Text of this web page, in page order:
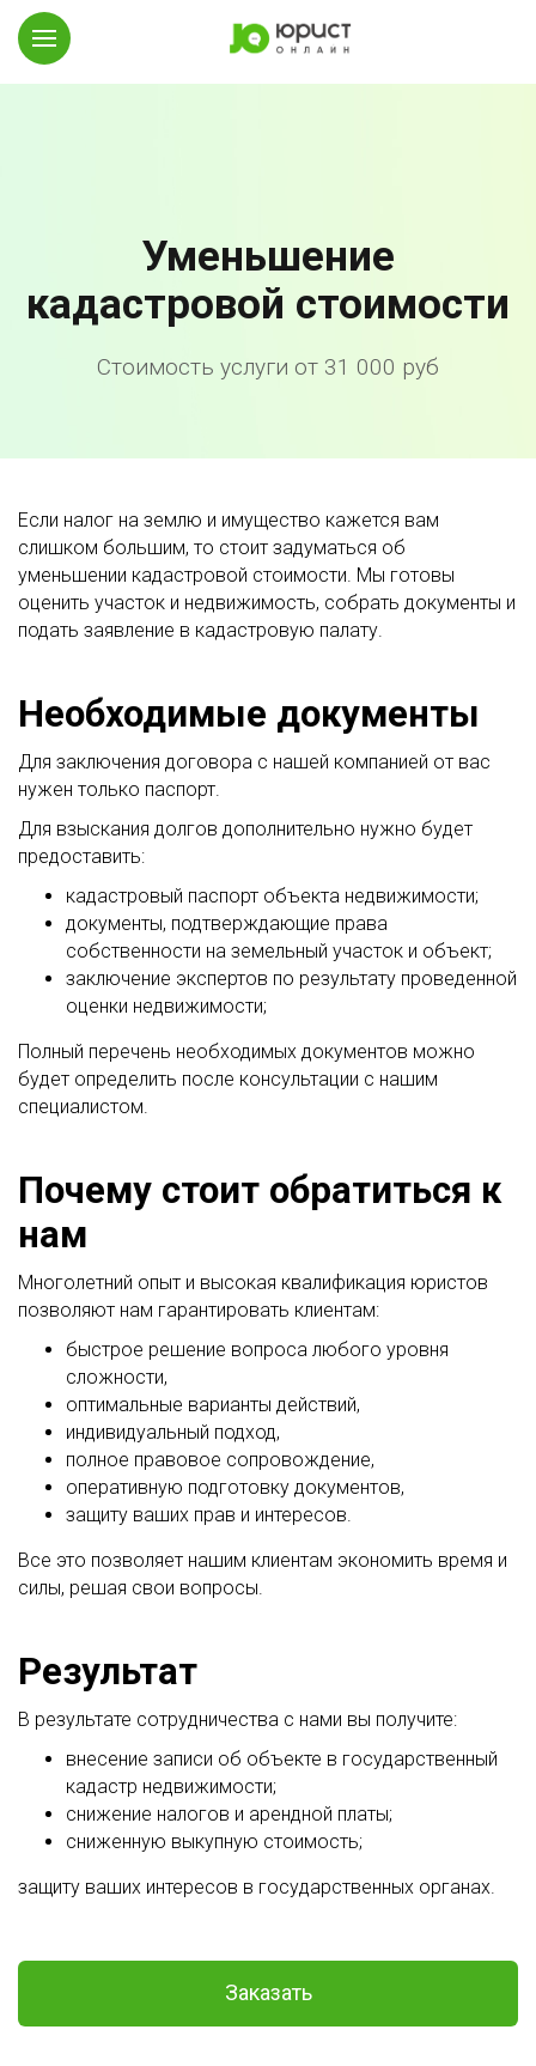
Уменьшение
кадастровой стоимости
Стоимость услуги от 31 000 руб
Если налог на землю и имущество кажется вам
слишком большим, то стоит задуматься об
уменьшении кадастровой стоимости. Мы готовы
оценить участок и недвижимость, собрать документы и
подать заявление в кадастровую палату.
Необходимые документы
Для заключения договора с нашей компанией от вас
нужен только паспорт.
Для взыскания долгов дополнительно нужно будет
предоставить:
кадастровый паспорт объекта недвижимости;
документы, подтверждающие права
собственности на земельный участок и объект;
заключение экспертов по результату проведенной
оценки недвижимости;
Полный перечень необходимых документов можно
будет определить после консультации с нашим
специалистом.
Почему стоит обратиться к
нам
Многолетний опыт и высокая квалификация юристов
позволяют нам гарантировать клиентам:
быстрое решение вопроса любого уровня
сложности,
оптимальные варианты действий,
индивидуальный подход,
полное правовое сопровождение,
оперативную подготовку документов,
защиту ваших прав и интересов.
Все это позволяет нашим клиентам экономить время и
силы, решая свои вопросы.
Результат
В результате сотрудничества с нами вы получите:
внесение записи об объекте в государственный
кадастр недвижимости;
снижение налогов и арендной платы;
сниженную выкупную стоимость;
защиту ваших интересов в государственных органах.
Заказать